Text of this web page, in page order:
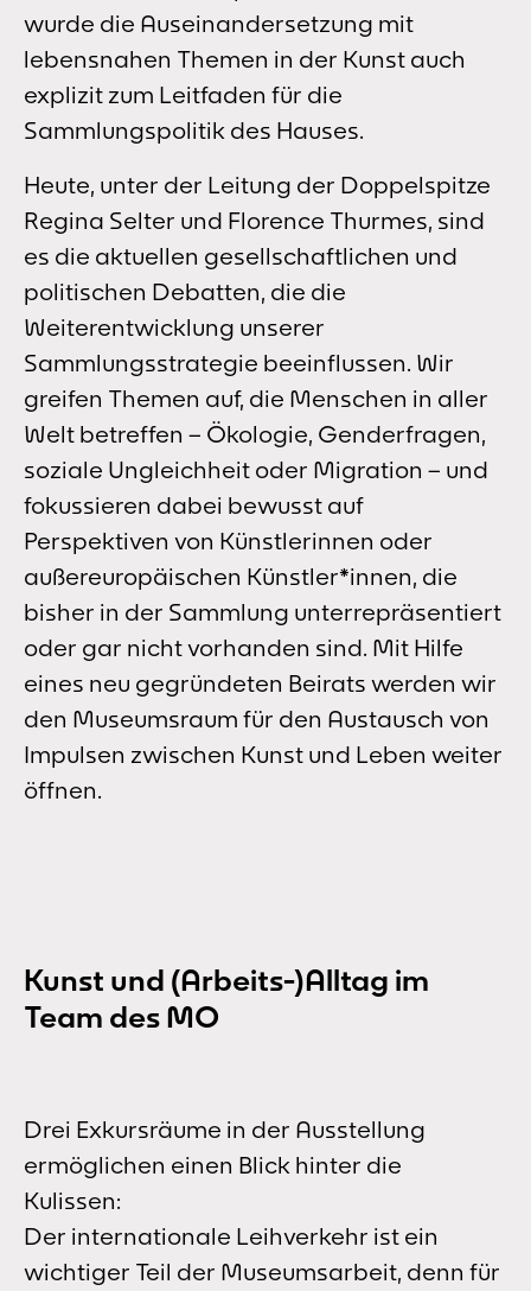
wurde die Auseinandersetzung mit
lebensnahen Themen in der Kunst auch
explizit zum Leitfaden für die
Sammlungspolitik des Hauses.
Heute, unter der Leitung der Doppelspitze
Regina Selter und Florence Thurmes, sind
es die aktuellen gesellschaftlichen und
politischen Debatten, die die
Weiterentwicklung unserer
Sammlungsstrategie beeinflussen. Wir
greifen Themen auf, die Menschen in aller
Welt betreffen – Ökologie, Genderfragen,
soziale Ungleichheit oder Migration – und
fokussieren dabei bewusst auf
Perspektiven von Künstlerinnen oder
außereuropäischen Künstler*innen, die
bisher in der Sammlung unterrepräsentiert
oder gar nicht vorhanden sind. Mit Hilfe
eines neu gegründeten Beirats werden wir
den Museumsraum für den Austausch von
Impulsen zwischen Kunst und Leben weiter
öffnen.
Kunst und (Arbeits-)Alltag im
Team des MO
Drei Exkursräume in der Ausstellung
ermöglichen einen Blick hinter die
Kulissen:
Der internationale Leihverkehr ist ein
wichtiger Teil der Museumsarbeit, denn für